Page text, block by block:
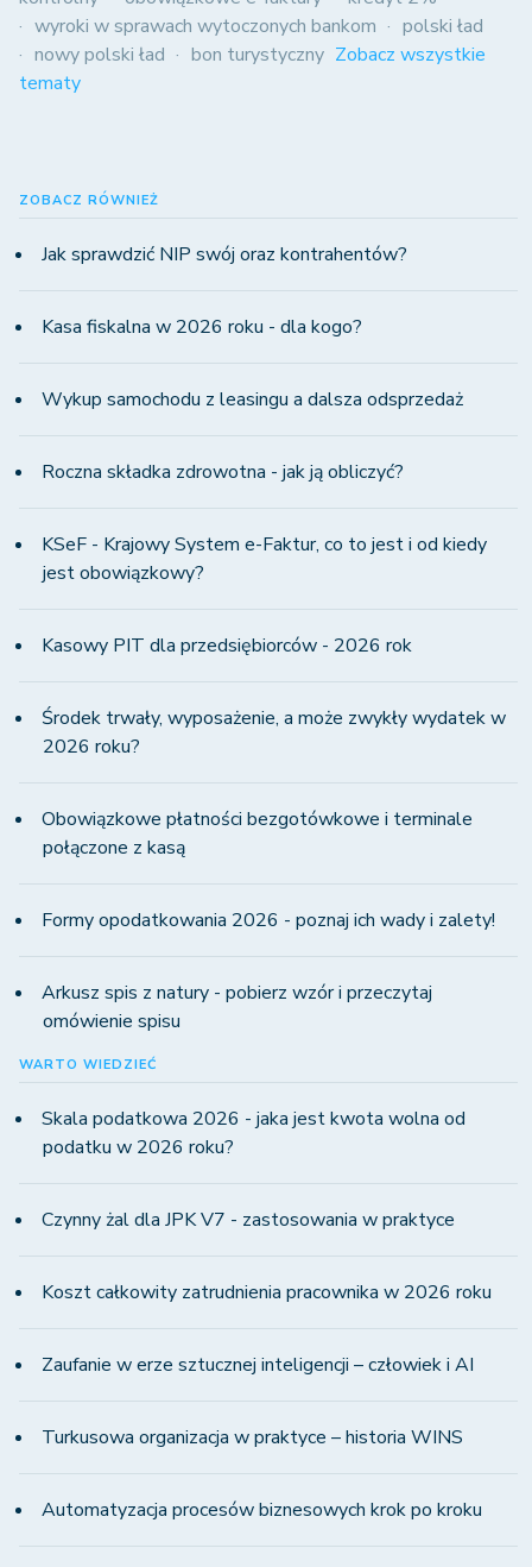
wyroki w sprawach wytoczonych bankom
polski ład
nowy polski ład
bon turystyczny Zobacz wszystkie
tematy
ZOBACZ RÓWNIEŻ
Jak sprawdzić NIP swój oraz kontrahentów?
Kasa fiskalna w 2026 roku - dla kogo?
Wykup samochodu z leasingu a dalsza odsprzedaż
Roczna składka zdrowotna - jak ją obliczyć?
KSeF - Krajowy System e-Faktur, co to jest i od kiedy
jest obowiązkowy?
Kasowy PIT dla przedsiębiorców - 2026 rok
Środek trwały, wyposażenie, a może zwykły wydatek w
2026 roku?
Obowiązkowe płatności bezgotówkowe i terminale
połączone z kasą
Formy opodatkowania 2026 - poznaj ich wady i zalety!
Arkusz spis z natury - pobierz wzór i przeczytaj
omówienie spisu
WARTO WIEDZIEĆ
Skala podatkowa 2026 - jaka jest kwota wolna od
podatku w 2026 roku?
Czynny żal dla JPK V7 - zastosowania w praktyce
Koszt całkowity zatrudnienia pracownika w 2026 roku
Zaufanie w erze sztucznej inteligencji – człowiek i AI
Turkusowa organizacja w praktyce – historia WINS
Automatyzacja procesów biznesowych krok po kroku